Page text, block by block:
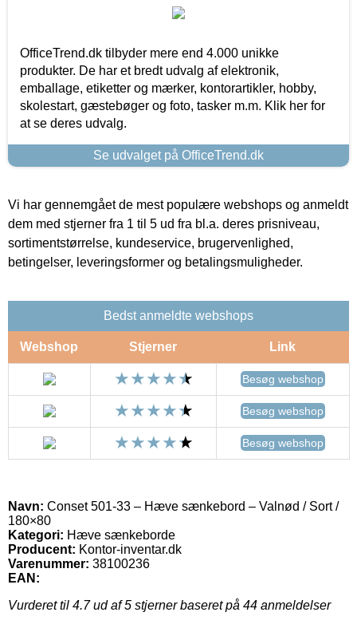
OfficeTrend.dk tilbyder mere end 4.000 unikke
produkter. De har et bredt udvalg af elektronik,
emballage, etiketter og mærker, kontorartikler, hobby,
skolestart, gæstebøger og foto, tasker m.m. Klik her for
at se deres udvalg.
Se udvalget på OfficeTrend.dk
Vi har gennemgået de mest populære webshops og anmeldt
dem med stjerner fra 1 til 5 ud fra bl.a. deres prisniveau,
sortimentstørrelse, kundeservice, brugervenlighed,
betingelser, leveringsformer og betalingsmuligheder.
Bedst anmeldte webshops
Webshop Stjerner Link
Besøg webshop
Besøg webshop
Besøg webshop
Navn: Conset 501-33 – Hæve sænkebord – Valnød / Sort /
180×80
Kategori: Hæve sænkeborde
Producent: Kontor-inventar.dk
Varenummer: 38100236
EAN:
Vurderet til 4.7ud af 5 stjerner baseret på 44 anmeldelser